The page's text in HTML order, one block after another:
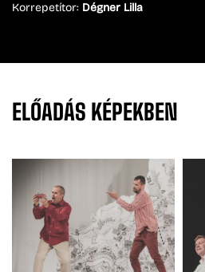
Korrepetítor: Dégner Lilla
ELŐADÁS KÉPEKBEN